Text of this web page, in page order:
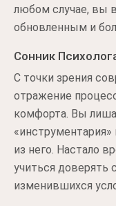
любом случае, вы
обновленным и
Сонник
С точки зрения
отражение
комфорта. Вы
из него. Настало
учиться доверять
изменившихся